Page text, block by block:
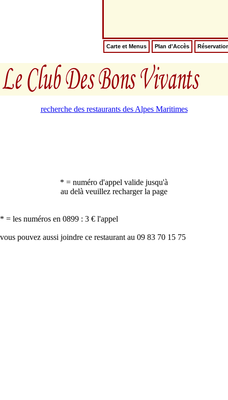
Carte et Menus Plan d'Accès
recherche des restaurants des Alpes Maritimes
* = numéro d'appel valide jusqu'à
au delà veuillez recharger la page
* = les numéros en 0899 : 3 € l'appel
vous pouvez aussi joindre ce restaurant au 09 83 70 15 75